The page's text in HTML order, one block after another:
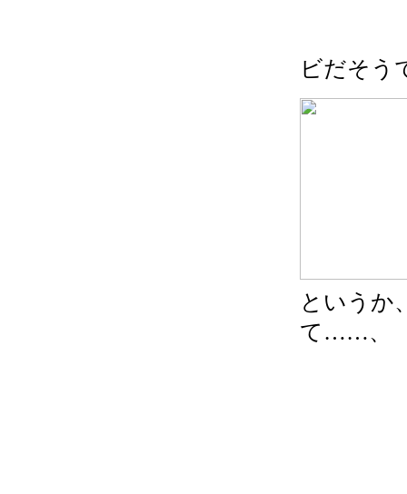
ビだそ
というか
て……、